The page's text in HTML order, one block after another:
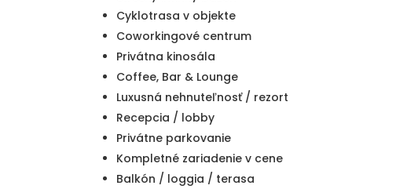
Cyklotrasa v objekte
Coworkingové centrum
Privátna kinosála
Coffee, Bar & Lounge
Luxusná nehnuteľnosť / rezort
Recepcia / lobby
Privátne parkovanie
Kompletné zariadenie v cene
Balkón / loggia / terasa